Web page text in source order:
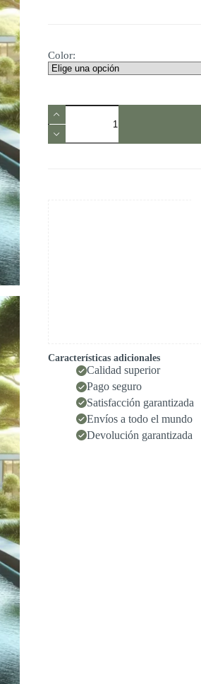
Color:
Deck
Sintético
Piso
y
Características adicionales
Calidad superior
Pago seguro
Satisfacción garantizada
Envíos a todo el mundo
Devolución garantizada